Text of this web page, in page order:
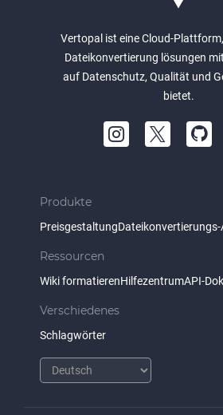
Vertopal ist eine Cloud-
Dateikonvertierung lösungen
auf Datenschutz, Qualität und
bietet.
Produkte
PreisgestaltungDateikonvertierungs-
Ressourcen
Wiki formatierenHilfezentrumAPI-
Verschiedenes
Schlagwörter